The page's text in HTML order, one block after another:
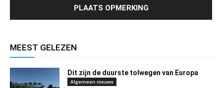
MEEST GELEZEN
Dit zijn de duurste tolwegen van Europa
Algemeen nieuws